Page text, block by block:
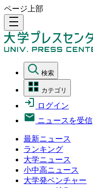
ページ上部
density_medium
検索
カテゴリ
ログイン
ニュースを受信
最新ニュース
ランキング
大学ニュース
小中高ニュース
大学発ベンチャー